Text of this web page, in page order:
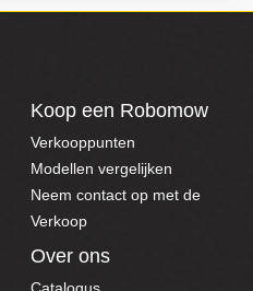
Koop een Robomow
Verkooppunten
Modellen vergelijken
Neem contact op met de
Verkoop
Over ons